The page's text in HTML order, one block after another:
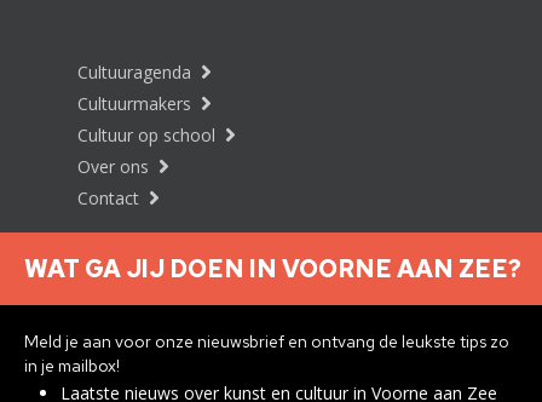
Cultuuragenda
Cultuurmakers
Cultuur op school
Over ons
Contact
Nieuwsbrief aanmelden
WAT GA JIJ DOEN IN VOORNE AAN ZEE?
Meld je aan voor onze nieuwsbrief en ontvang de leukste tips zo
in je mailbox!
Laatste nieuws over kunst en cultuur in Voorne aan Zee